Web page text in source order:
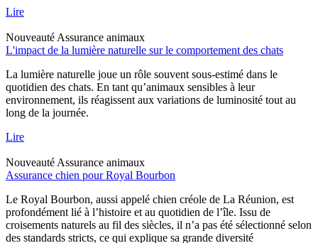
Lire
Nouveauté Assurance animaux
L'impact de la lumière naturelle sur le comportement des chats
La lumière naturelle joue un rôle souvent sous-estimé dans le
quotidien des chats. En tant qu’animaux sensibles à leur
environnement, ils réagissent aux variations de luminosité tout au
long de la journée.
Lire
Nouveauté Assurance animaux
Assurance chien pour Royal Bourbon
Le Royal Bourbon, aussi appelé chien créole de La Réunion, est
profondément lié à l’histoire et au quotidien de l’île. Issu de
croisements naturels au fil des siècles, il n’a pas été sélectionné selon
des standards stricts, ce qui explique sa grande diversité